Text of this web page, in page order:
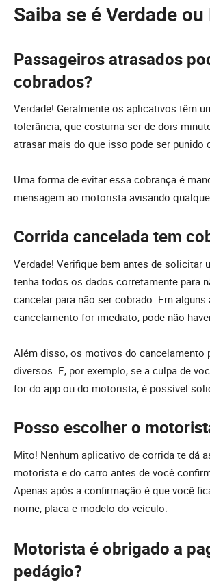
Saiba se é Verdade
Passageiros atrasados
cobrados?
Verdade! Geralmente os aplicativos têm
tolerância, que costuma ser de dois
atrasar mais do que isso pode ser punido
Uma forma de evitar essa cobrança é
mensagem ao motorista avisando
Corrida cancelada tem
Verdade! Verifique bem antes de solicitar
tenha todos os dados corretamente para
cancelar para não ser cobrado. Em alguns
cancelamento for imediato, pode não
Além disso, os motivos do cancelamento
diversos. E, por exemplo, se a culpa de
for do app ou do motorista, é possível
Posso escolher o motori
Mito! Nenhum aplicativo de corrida te dá
motorista e do carro antes de você
Apenas após a confirmação é que você
nome, placa e modelo do veículo.
Motorista é obrigado a
pedágio?